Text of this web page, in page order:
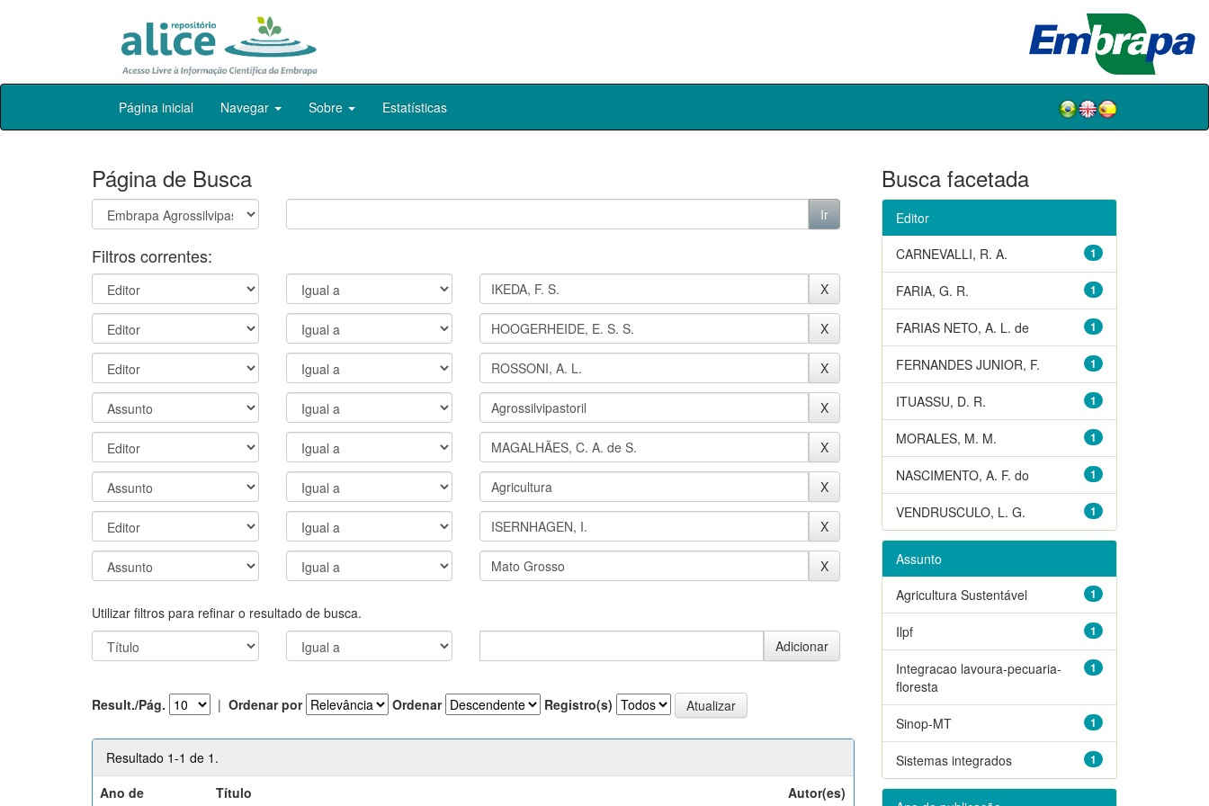
Skip
Página inicial Navegar Sobre Estatísticas
Página de Busca
Filtros correntes:
Utilizar filtros para refinar o resultado de busca.
Result./Pág. | Ordenar por Ordenar Registro(s)
Resultado 1-1 de 1.
Ano de
Título Autor(es)
Busca facetada
Editor
1
CARNEVALLI, R. A.
1
FARIA, G. R.
1
FARIAS NETO, A. L. de
1
FERNANDES JUNIOR, F.
1
ITUASSU, D. R.
1
MORALES, M. M.
1
NASCIMENTO, A. F. do
1
VENDRUSCULO, L. G.
Assunto
1
Agricultura Sustentável
1
Ilpf
1
Integracao lavoura-pecuaria-
floresta
1
Sinop-MT
1
Sistemas integrados